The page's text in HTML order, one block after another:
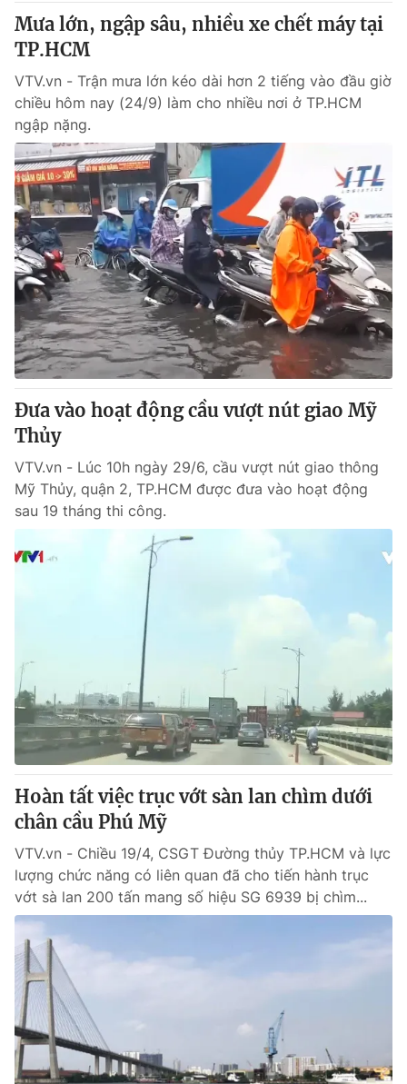
Mưa lớn, ngập sâu, nhiều xe chết máy tại
TP.HCM
VTV.vn - Trận mưa lớn kéo dài hơn 2 tiếng vào đầu giờ
chiều hôm nay (24/9) làm cho nhiều nơi ở TP.HCM
ngập nặng.
Đưa vào hoạt động cầu vượt nút giao Mỹ
Thủy
VTV.vn - Lúc 10h ngày 29/6, cầu vượt nút giao thông
Mỹ Thủy, quận 2, TP.HCM được đưa vào hoạt động
sau 19 tháng thi công.
Hoàn tất việc trục vớt sàn lan chìm dưới
chân cầu Phú Mỹ
VTV.vn - Chiều 19/4, CSGT Đường thủy TP.HCM và lực
lượng chức năng có liên quan đã cho tiến hành trục
vớt sà lan 200 tấn mang số hiệu SG 6939 bị chìm...